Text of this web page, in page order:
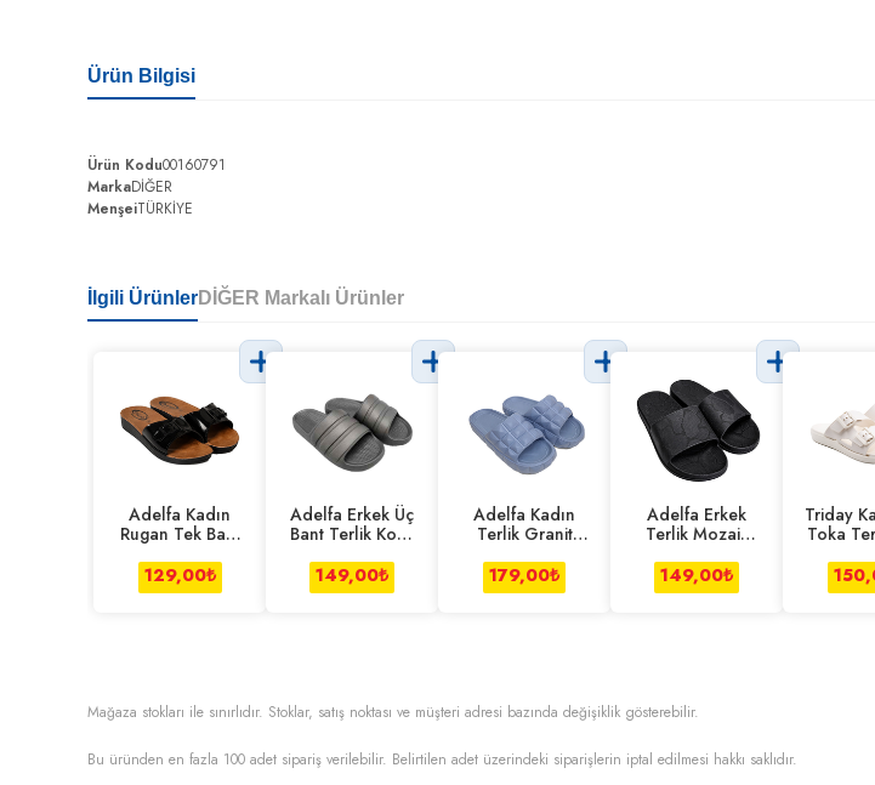
Ürün Bilgisi
Ürün Kodu00160791
MarkaDİĞER
MenşeiTÜRKİYE
İlgili ÜrünlerDİĞER Markalı Ürünler
Adelfa Kadın
Rugan Tek Bant
129,00₺
Adelfa Erkek Üç
Bant Terlik Koyu
149,00₺
Adelfa Kadın
Terlik Granit
179,00₺
Adelfa Erkek
Terlik Mozaik
149,00₺
Triday
Toka
Mağaza stokları ile sınırlıdır. Stoklar, satış noktası ve müşteri adresi bazında değişiklik gösterebilir.
Bu üründen en fazla 100 adet sipariş verilebilir. Belirtilen adet üzerindeki siparişlerin iptal edilmesi hakkı saklıdır.